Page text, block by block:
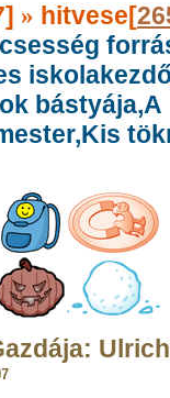
» hitvese[
bástyája,A